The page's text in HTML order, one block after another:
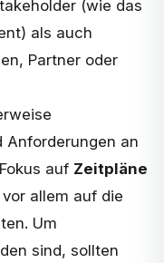
(wie das
als auch
Partner oder
Anforderungen an
auf Zeitpläne
allem auf die
Um
sind, sollten